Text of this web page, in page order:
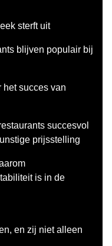
sterft uit
blijven populair bij
het succes van
succesvol
prijsstelling
is in de
en zij niet alleen